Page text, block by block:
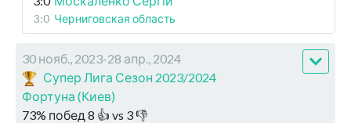
3:0 Черниговская область
30 нояб., 2023-28 апр., 2024
Супер Лига Сезон 2023/2024
Фортуна (Киев)
73% побед 8 👍 vs 3👎